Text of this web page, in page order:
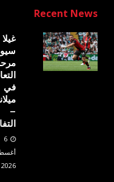
Recent News
غيلا
في
–
6
2026